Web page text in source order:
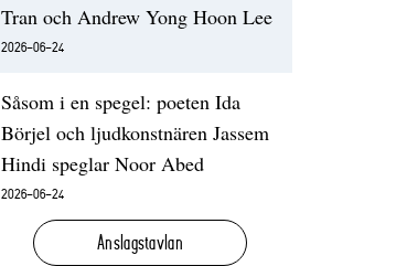
Tran och Andrew Yong Hoon Lee
2026-06-24
Såsom i en spegel: poeten Ida
Börjel och ljudkonstnären Jassem
Hindi speglar Noor Abed
2026-06-24
Anslagstavlan